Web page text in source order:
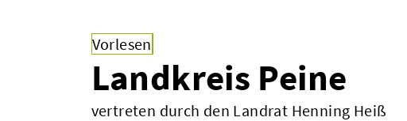
Vorlesen
Landkreis Peine
vertreten durch den Landrat Henning Heiß